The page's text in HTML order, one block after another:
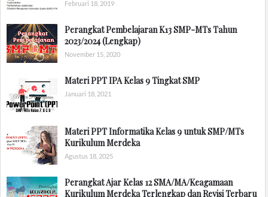
Februari 18, 2019
Perangkat Pembelajaran K13 SMP-MTs Tahun
2023/2024 (Lengkap)
November 15, 2020
Materi PPT IPA Kelas 9 Tingkat SMP
Januari 18, 2021
Materi PPT Informatika Kelas 9 untuk SMP/MTs
Kurikulum Merdeka
Agustus 18, 2025
Perangkat Ajar Kelas 12 SMA/MA/Keagamaan
Kurikulum Merdeka Terlengkap dan Revisi Terbaru